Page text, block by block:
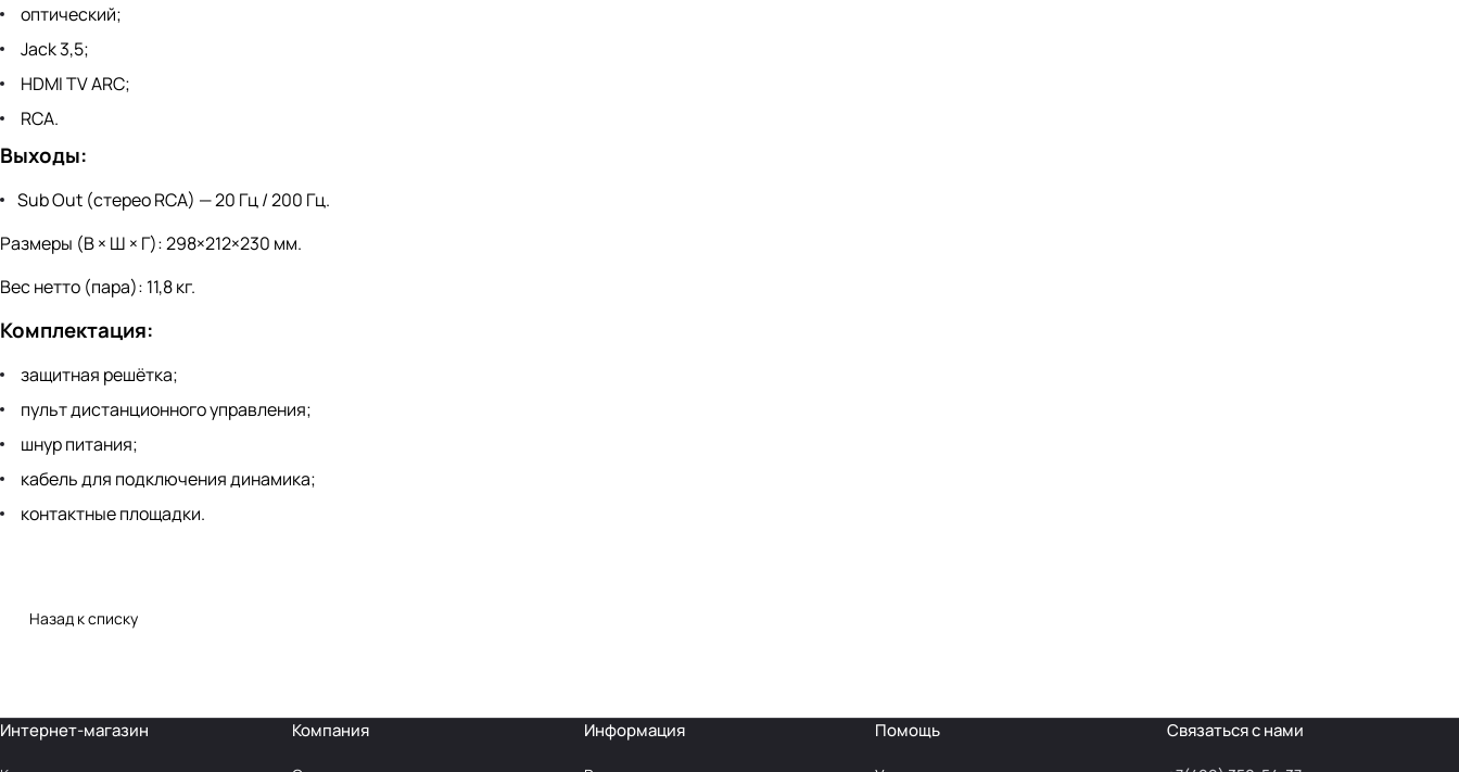
оптический;
Jack 3,5;
HDMI TV ARC;
RCA.
Выходы:
Sub Out (стерео RCA) — 20 Гц / 200 Гц.
Размеры (В × Ш × Г): 298×212×230 мм.
Вес нетто (пара): 11,8 кг.
Комплектация:
защитная решётка;
пульт дистанционного управления;
шнур питания;
кабель для подключения динамика;
контактные площадки.
Назад к списку
Интернет-магазин Компания Информация Помощь Связаться с нами